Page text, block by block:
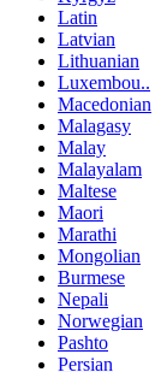
Latin
Latvian
Lithuanian
Luxembou..
Macedonian
Malagasy
Malay
Malayalam
Maltese
Maori
Marathi
Mongolian
Burmese
Nepali
Norwegian
Pashto
Persian